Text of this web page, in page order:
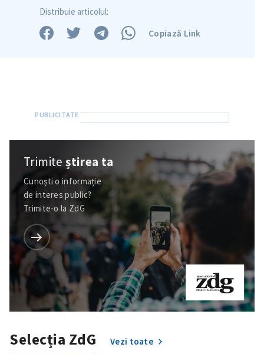
Distribuie articolul:
Copiază Link
Trimiteștirea ta
Cunoști o informație
de interes public?
Trimite-o la ZdG
Selecția ZdG Vezi toate